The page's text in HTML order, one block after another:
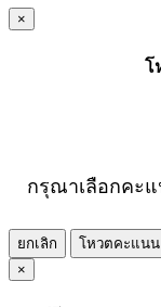
×
โ
กรุณาเลือกคะ
ยกเลิก
โหวตคะแนน
×